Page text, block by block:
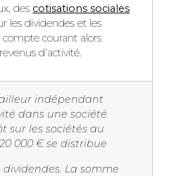
des cotisations sociales
les dividendes et les
courant alors
d’activité.
indépendant
dans une société
sur les sociétés au
000 € se distribue
La somme